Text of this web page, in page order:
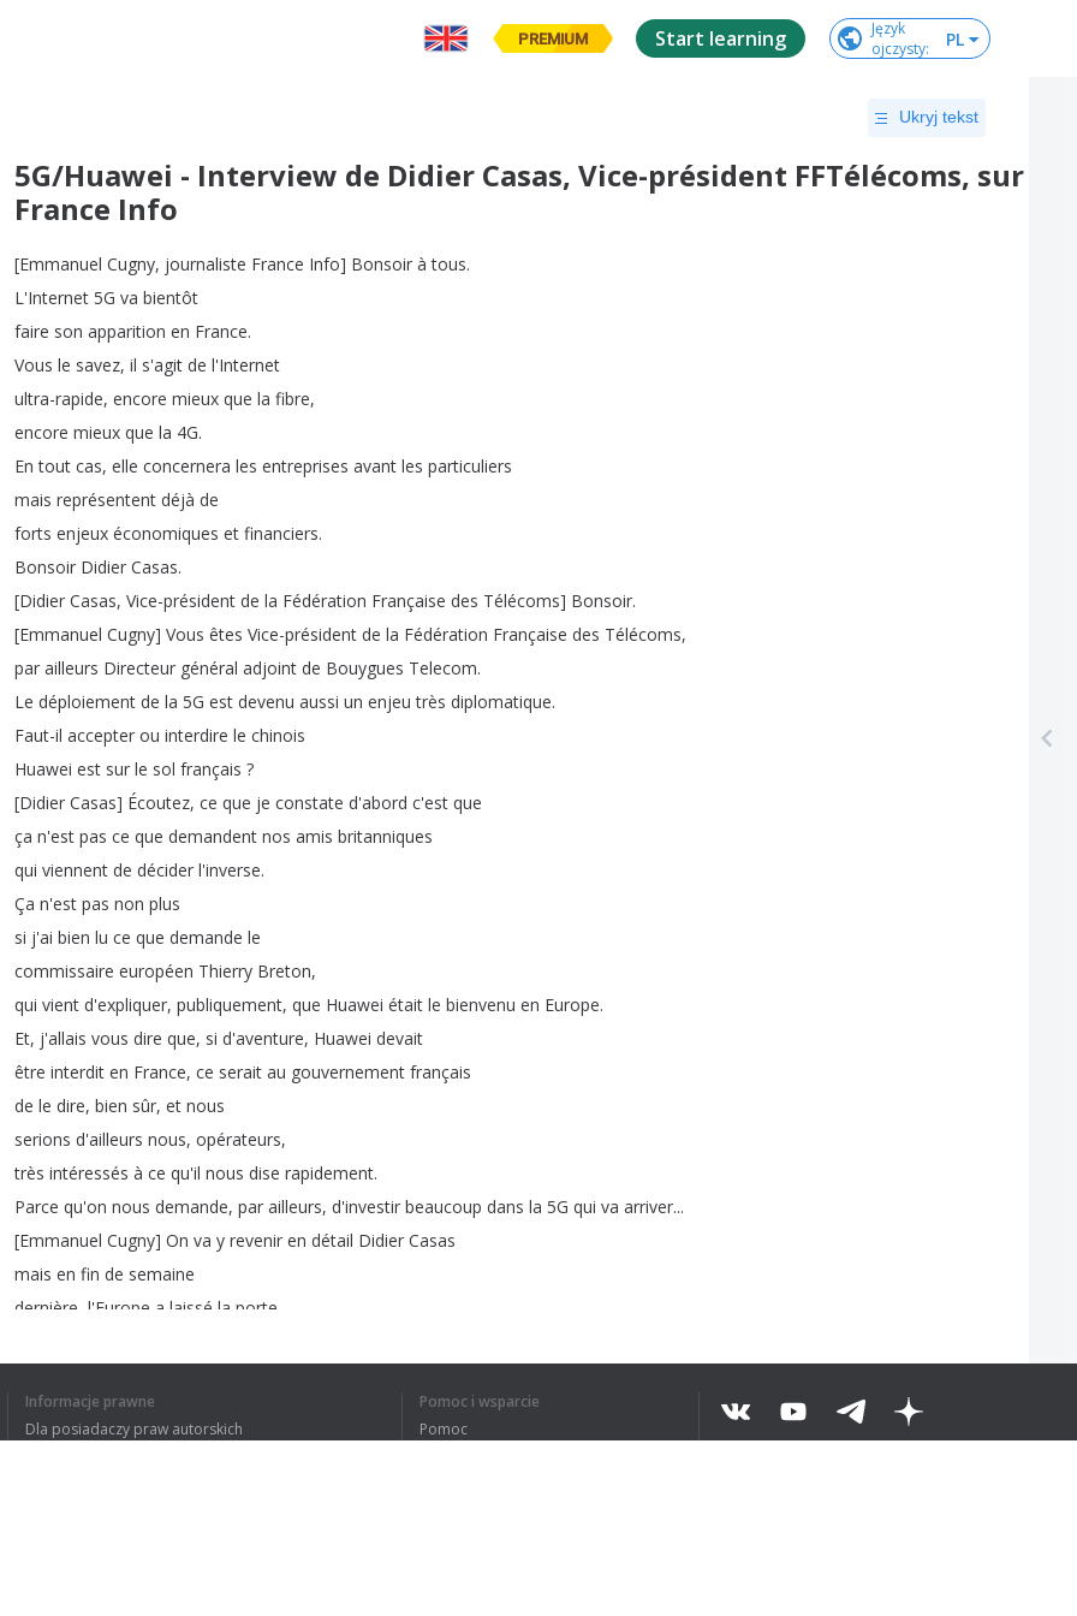
PREMIUM Start learning
Język
ojczysty: PL
Ukryj tekst
5G/Huawei - Interview de Didier Casas, Vice-président FFTélécoms, sur
France Info
[Emmanuel Cugny, journaliste France Info] Bonsoir à tous.
L'Internet 5G va bientôt
faire son apparition en France.
Vous le savez, il s'agit de l'Internet
ultra-rapide, encore mieux que la fibre,
encore mieux que la 4G.
En tout cas, elle concernera les entreprises avant les particuliers
mais représentent déjà de
forts enjeux économiques et financiers.
Bonsoir Didier Casas.
[Didier Casas, Vice-président de la Fédération Française des Télécoms] Bonsoir.
[Emmanuel Cugny] Vous êtes Vice-président de la Fédération Française des Télécoms,
par ailleurs Directeur général adjoint de Bouygues Telecom.
Le déploiement de la 5G est devenu aussi un enjeu très diplomatique.
Faut-il accepter ou interdire le chinois
Huawei est sur le sol français ?
[Didier Casas] Écoutez, ce que je constate d'abord c'est que
ça n'est pas ce que demandent nos amis britanniques
qui viennent de décider l'inverse.
Ça n'est pas non plus
si j'ai bien lu ce que demande le
commissaire européen Thierry Breton,
qui vient d'expliquer, publiquement, que Huawei était le bienvenu en Europe.
Et, j'allais vous dire que, si d'aventure, Huawei devait
être interdit en France, ce serait au gouvernement français
de le dire, bien sûr, et nous
serions d'ailleurs nous, opérateurs,
très intéressés à ce qu'il nous dise rapidement.
Parce qu'on nous demande, par ailleurs, d'investir beaucoup dans la 5G qui va arriver...
[Emmanuel Cugny] On va y revenir en détail Didier Casas
mais en fin de semaine
dernière l'Europe a laissé la porte
Informacje prawne
Dla posiadaczy praw autorskich
Pomoc i wsparcie
Pomoc